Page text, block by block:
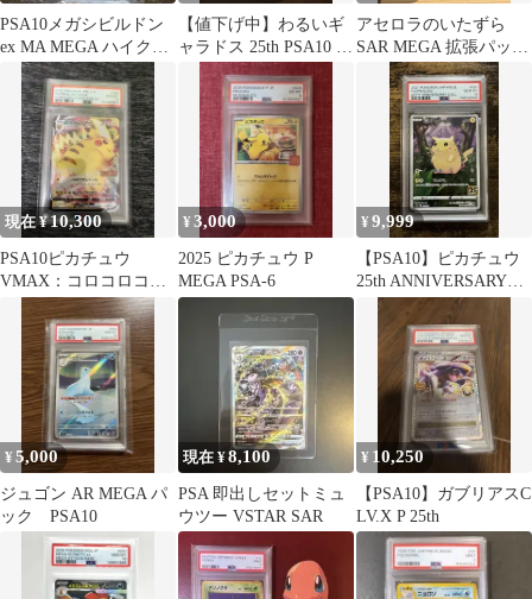
PSA10メガシビルドン
ex MA MEGA ハイクラ
スパック
【値下げ中】わるいギ
ャラドス 25th PSA10 ポ
ケモンカード
アセロラのいたずら
SAR MEGA 拡張パック
メガシンフォニア psa9
現在 ¥10,300
PSA10ピカチュウ
VMAX：コロコロコミ
ック
¥3,000
2025 ピカチュウ P
MEGA PSA-6
¥9,999
【PSA10】ピカチュウ
25th ANNIVERSARY
COLLECTION
¥5,000
ジュゴン AR MEGA パ
ック PSA10
現在 ¥8,100
PSA 即出しセットミュ
ウツー VSTAR SAR
¥ 10,250
【PSA10】ガブリアスC
LV.X P 25th